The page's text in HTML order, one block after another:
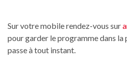
Sur votre mobile rendez-vous sur
pour garder le programme dans la
passe à tout instant.